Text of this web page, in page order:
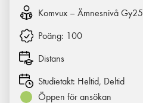
Komvux – Ämnesnivå Gy25
Poäng: 100
Distans
Studietakt: Heltid, Deltid
Öppen för ansökan